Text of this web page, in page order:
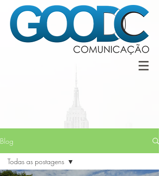
Blog
Todas as postagens